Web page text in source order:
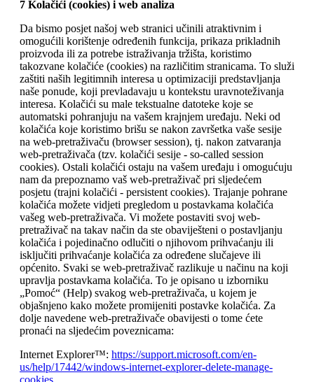
7 Kolačići (cookies) i web analiza
Da bismo posjet našoj web stranici učinili atraktivnim i
omogućili korištenje određenih funkcija, prikaza prikladnih
proizvoda ili za potrebe istraživanja tržišta, koristimo
takozvane kolačiće (cookies) na različitim stranicama. To služi
zaštiti naših legitimnih interesa u optimizaciji predstavljanja
naše ponude, koji prevladavaju u kontekstu uravnoteživanja
interesa. Kolačići su male tekstualne datoteke koje se
automatski pohranjuju na vašem krajnjem uređaju. Neki od
kolačića koje koristimo brišu se nakon završetka vaše sesije
na web-pretraživaču (browser session), tj. nakon zatvaranja
web-pretraživača (tzv. kolačići sesije - so-called session
cookies). Ostali kolačići ostaju na vašem uređaju i omogućuju
nam da prepoznamo vaš web-pretraživač pri sljedećem
posjetu (trajni kolačići - persistent cookies). Trajanje pohrane
kolačića možete vidjeti pregledom u postavkama kolačića
vašeg web-pretraživača. Vi možete postaviti svoj web-
pretraživač na takav način da ste obaviješteni o postavljanju
kolačića i pojedinačno odlučiti o njihovom prihvaćanju ili
isključiti prihvaćanje kolačića za određene slučajeve ili
općenito. Svaki se web-pretraživač razlikuje u načinu na koji
upravlja postavkama kolačića. To je opisano u izborniku
„Pomoć“ (Help) svakog web-pretraživača, u kojem je
objašnjeno kako možete promijeniti postavke kolačića. Za
dolje navedene web-pretraživače obavijesti o tome ćete
pronaći na sljedećim poveznicama:
Internet Explorer™: https://support.microsoft.com/en-
us/help/17442/windows-internet-explorer-delete-manage-
cookies